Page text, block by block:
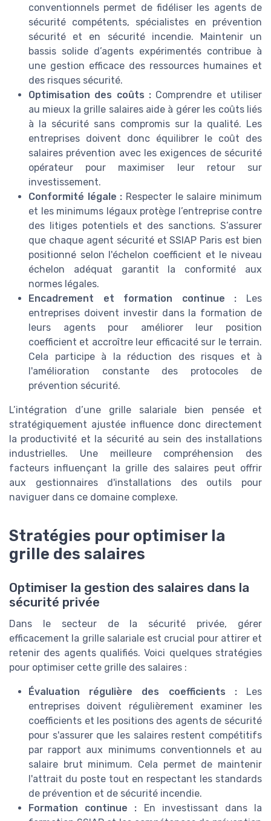
conventionnels permet de fidéliser les agents de
sécurité compétents, spécialistes en prévention
sécurité et en sécurité incendie. Maintenir un
bassis solide d’agents expérimentés contribue à
une gestion efficace des ressources humaines et
des risques sécurité.
Optimisation des coûts : Comprendre et utiliser
au mieux la grille salaires aide à gérer les coûts liés
à la sécurité sans compromis sur la qualité. Les
entreprises doivent donc équilibrer le coût des
salaires prévention avec les exigences de sécurité
opérateur pour maximiser leur retour sur
investissement.
Conformité légale : Respecter le salaire minimum
et les minimums légaux protège l’entreprise contre
des litiges potentiels et des sanctions. S’assurer
que chaque agent sécurité et SSIAP Paris est bien
positionné selon l'échelon coefficient et le niveau
échelon adéquat garantit la conformité aux
normes légales.
Encadrement et formation continue : Les
entreprises doivent investir dans la formation de
leurs agents pour améliorer leur position
coefficient et accroître leur efficacité sur le terrain.
Cela participe à la réduction des risques et à
l'amélioration constante des protocoles de
prévention sécurité.
L’intégration d’une grille salariale bien pensée et
stratégiquement ajustée influence donc directement
la productivité et la sécurité au sein des installations
industrielles. Une meilleure compréhension des
facteurs influençant la grille des salaires peut offrir
aux gestionnaires d'installations des outils pour
naviguer dans ce domaine complexe.
Stratégies pour optimiser la
grille des salaires
Optimiser la gestion des salaires dans la
sécurité privée
Dans le secteur de la sécurité privée, gérer
efficacement la grille salariale est crucial pour attirer et
retenir des agents qualifiés. Voici quelques stratégies
pour optimiser cette grille des salaires :
Évaluation régulière des coefficients :Les
entreprises doivent régulièrement examiner les
coefficients et les positions des agents de sécurité
pour s'assurer que les salaires restent compétitifs
par rapport aux minimums conventionnels et au
salaire brut minimum. Cela permet de maintenir
l'attrait du poste tout en respectant les standards
de prévention et de sécurité incendie.
Formation continue : En investissant dans la